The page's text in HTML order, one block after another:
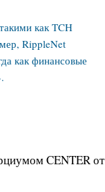
как TCH
RippleNet
как финансовые
CENTER от